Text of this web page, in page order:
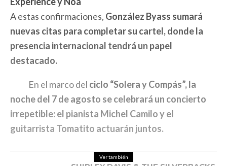
A estas confirmaciones, González Byass sumará
nuevas citas para completar su cartel,donde la
presencia internacional tendrá un papel
destacado.
En el marco del ciclo “Solera y Compás”, la
noche del 7 de agosto se celebrará un concierto
irrepetible: el pianista Michel Camilo y el
guitarrista Tomatito actuarán juntos.
Ver también